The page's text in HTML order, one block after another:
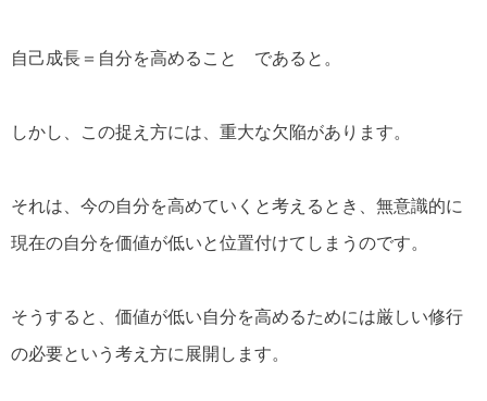
自己成長＝自分を高めること であると。
しかし、この捉え方には、重大な欠陥があります。
それは、今の自分を高めていくと考えるとき、無意識的に
現在の自分を価値が低いと位置付けてしまうのです。
そうすると、価値が低い自分を高めるためには厳しい修行
の必要という考え方に展開します。